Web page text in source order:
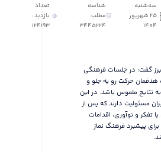
سه‌شنبه
25 شهریور
1404
شناسه
مطلب:
3445224
تعداد
بازدید :
124193
گفت: در جلسات فرهنگی
حرکت رو به جلو و
نتایج ملموس باشد. در این
مسئولیت دارند که پس از
تفکر و نوآوری، اقدامات
برای پیشبرد فرهنگ نماز